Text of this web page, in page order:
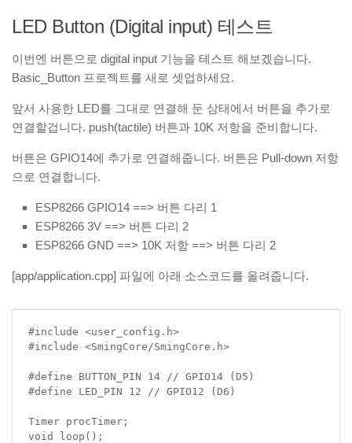
LED Button (Digital input) 테스트
이번엔 버튼으로 digital input 기능을 테스트 해보겠습니다.
Basic_Button 프로젝트를 새로 셋업하세요.
앞서 사용한 LED를 그대로 연결해 둔 상태에서 버튼을 추가로
연결할겁니다. push(tactile) 버튼과 10K 저항을 준비합니다.
버튼은 GPIO14에 추가로 연결해줍니다. 버튼은 Pull-down 저항
으로 연결합니다.
ESP8266 GPIO14 ==> 버튼 다리 1
ESP8266 3V ==> 버튼 다리 2
ESP8266 GND ==> 10K 저항 ==> 버튼 다리 2
[app/application.cpp] 파일에 아래 소스코드를 올려줍니다.
#include <user_config.h>
#include <SmingCore/SmingCore.h>
#define BUTTON_PIN 14 // GPIO14 (D5)
#define LED_PIN 12 // GPIO12 (D6)
Timer procTimer;
void loop();